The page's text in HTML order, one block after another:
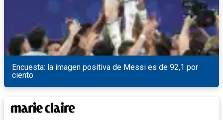
Encuesta: la imagen positiva de Messi es de 92,1 por
ciento